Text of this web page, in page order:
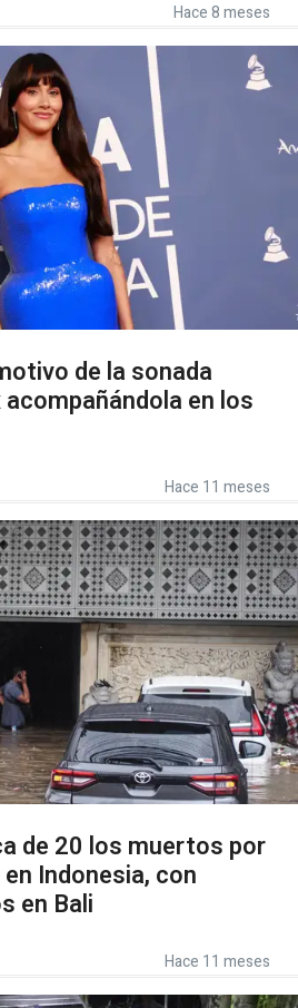
Hace 8 meses
de la sonada
en los
Hace 11 meses
de 20 los muertos por
Indonesia, con
en Bali
Hace 11 meses